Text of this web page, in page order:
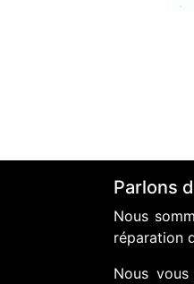
Parlons
Nous
réparation
Nous